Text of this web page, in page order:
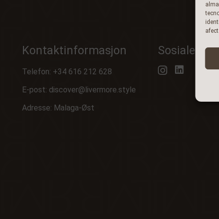
Kontaktinformasjon
Telefon: +34 616 212 628
E-post: discover@livermore.style
Adresse: Malaga-Øst
Sosiale